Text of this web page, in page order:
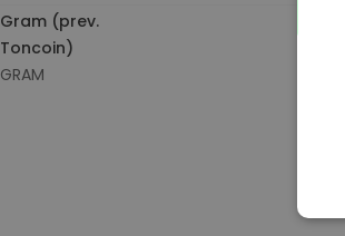
Gram (prev.
Toncoin)
GRAM